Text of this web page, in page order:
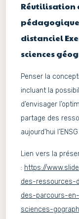
Réutilisation
distanciel
sciences
Penser la
incluant la
d’envisager
partage des
aujourd’hui
Lien vers la
: https://
des-ressources-
des-parcours-
sciences-